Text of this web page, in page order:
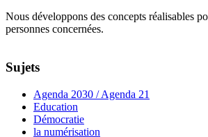
Nous développons des concepts réalisables
personnes concernées.
Sujets
Agenda 2030 / Agenda 21
Education
Démocratie
la numérisation